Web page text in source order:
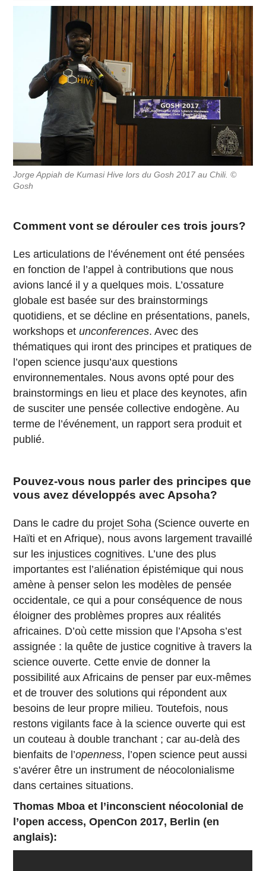
Jorge Appiah de Kumasi Hive lors du Gosh 2017 au Chili. ©
Gosh
Comment vont se dérouler ces trois jours?
Les articulations de l’événement ont été pensées
en fonction de l’appel à contributions que nous
avions lancé il y a quelques mois. L’ossature
globale est basée sur des brainstormings
quotidiens, et se décline en présentations, panels,
workshops etunconferences. Avec des
thématiques qui iront des principes et pratiques de
l’open science jusqu’aux questions
environnementales. Nous avons opté pour des
brainstormings en lieu et place des keynotes, afin
de susciter une pensée collective endogène. Au
terme de l’événement, un rapport sera produit et
publié.
Pouvez-vous nous parler des principes que
vous avez développés avec Apsoha?
Dans le cadre du projet Soha (Science ouverte en
Haïti et en Afrique), nous avons largement travaillé
sur les injustices cognitives. L’une des plus
importantes est l’aliénation épistémique qui nous
amène à penser selon les modèles de pensée
occidentale, ce qui a pour conséquence de nous
éloigner des problèmes propres aux réalités
africaines. D’où cette mission que l’Apsoha s’est
assignée : la quête de justice cognitive à travers la
science ouverte. Cette envie de donner la
possibilité aux Africains de penser par eux-mêmes
et de trouver des solutions qui répondent aux
besoins de leur propre milieu. Toutefois, nous
restons vigilants face à la science ouverte qui est
un couteau à double tranchant ; car au-delà des
bienfaits de l’openness, l’open science peut aussi
s’avérer être un instrument de néocolonialisme
dans certaines situations.
Thomas Mboa et l’inconscient néocolonial de
l’open access, OpenCon 2017, Berlin (en
anglais):